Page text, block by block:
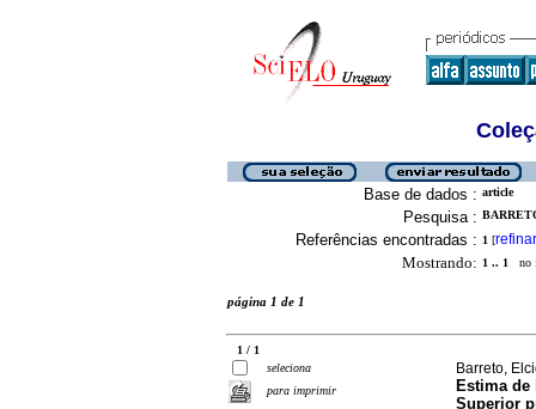
Base de dados : article
Pesquisa :
Referências encontradas : 1 [refinar
Mostrando: 1 .. 1 no
página 1 de 1
1 / 1
seleciona
para imprimir
Barreto,
Estima
Superior